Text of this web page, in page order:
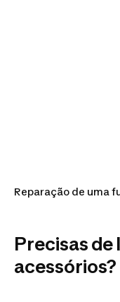
Reparação de uma
Precisas de
acessórios?